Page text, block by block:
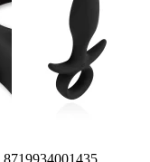
8719934001435